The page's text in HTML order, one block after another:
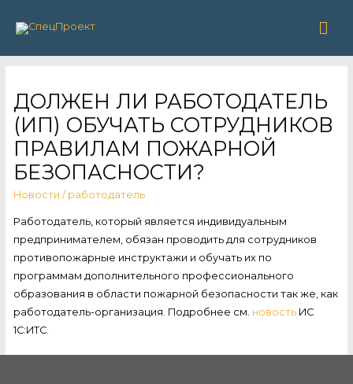
ДОЛЖЕН ЛИ РАБОТОДАТЕЛЬ
(ИП) ОБУЧАТЬ СОТРУДНИКОВ
ПРАВИЛАМ ПОЖАРНОЙ
БЕЗОПАСНОСТИ?
Новости / работодатель
Работодатель, который является индивидуальным
предпринимателем, обязан проводить для сотрудников
противопожарные инструктажи и обучать их по
программам дополнительного профессионального
образования в области пожарной безопасности так же, как
работодатель-организация. Подробнее см. новостьИС
1С:ИТС.